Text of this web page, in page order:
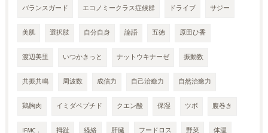
バランスガード エコノミークラス症候群 ドライブ サジー
美肌 選択肢 自分自身 論語 五徳 原田ひ香
渡辺美里 いつかきっと ナットウキナーゼ 振動数
共振共鳴 周波数 成信力 自己治癒力 自然治癒力
鶏胸肉 イミダペプチド クエン酸 保湿 ツボ 腹巻き
IFMC． 拇趾 経絡 肝臓 フードロス 野菜 体温